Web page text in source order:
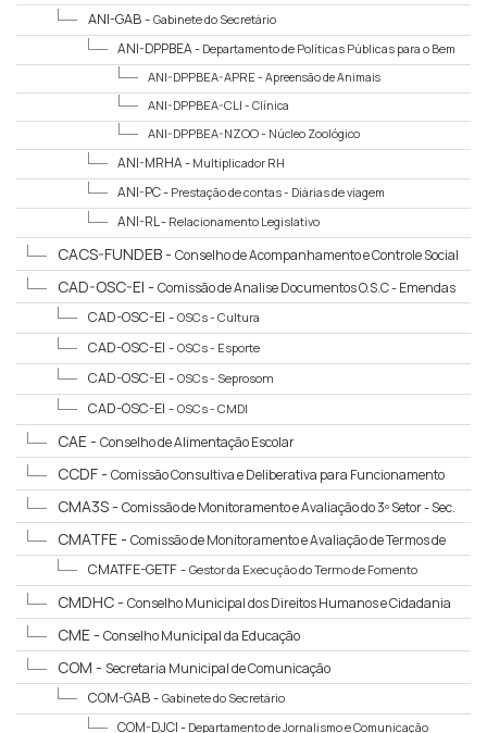
ANI-GAB - Gabinete do Secretário
ANI-DPPBEA - Departamento de Políticas Públicas para o Bem
ANI-DPPBEA-APRE - Apreensão de Animais
ANI-DPPBEA-CLI - Clínica
ANI-DPPBEA-NZOO - Núcleo Zoológico
ANI-MRHA - Multiplicador RH
ANI-PC - Prestação de contas - Diárias de viagem
ANI-RL - Relacionamento Legislativo
CACS-FUNDEB - Conselho de Acompanhamento e Controle Social
do Fundo de Manutenção e Desenvolvimento da Educação Básica e de
Valorização dos Profissionais da Educação
CAD-OSC-EI - Comissão de Analise Documentos O.S.C - Emendas
impositivasCAD-OSC-EI - OSCs - Cultura
CAD-OSC-EI - OSCs - Esporte
CAD-OSC-EI - OSCs - Seprosom
CAD-OSC-EI - OSCs - CMDI
CAE - Conselho de Alimentação Escolar
CCDF - Comissão Consultiva e Deliberativa para Funcionamento
CMA3S - Comissão de Monitoramento e Avaliação do 3º Setor - Sec.
CulturaCMATFE - Comissão de Monitoramento e Avaliação de Termos de
Fomentos Esportivos
CMATFE-GETF - Gestor da Execução do Termo de Fomento
CMDHC - Conselho Municipal dos Direitos Humanos e Cidadania
CME - Conselho Municipal da Educação
COM - Secretaria Municipal de Comunicação
COM-GAB - Gabinete do Secretário
COM-DJCI - Departamento de Jornalismo e Comunicação